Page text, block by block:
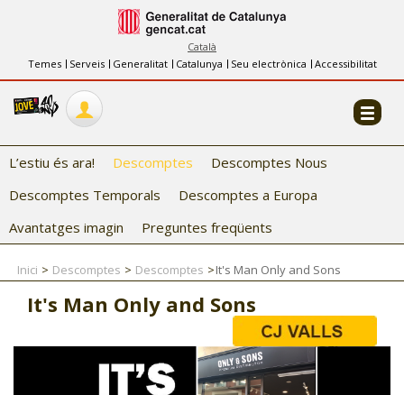
Català
Temes
Serveis Generalitat Catalunya Seu electrònica Accessibilitat
INFORMACIÓ
FES-TE EL CJ
COL·LABORADORS
CJ ADOLESCENTS
CJ EMANCIPACIÓ
CJ SALUT
CJ INTERNACIONAL
L’estiu és ara! Descomptes
Descomptes Nous
Descomptes Temporals
Descomptes a Europa
Avantatges imagin
Preguntes freqüents
Inici Descomptes Descomptes It's Man Only and Sons
It's Man Only and Sons